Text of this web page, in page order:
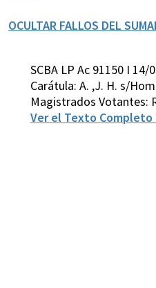
OCULTAR FALLOS DEL
SCBA LP Ac 91150 I 14/
Carátula: A. ,J. H. s/
Magistrados Votantes:
Ver el Texto Completo